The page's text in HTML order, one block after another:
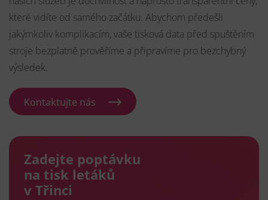
které vidíte od samého začátku. Abychom předešli
jakýmkoliv komplikacím, vaše tisková data před spuštěním
stroje bezplatně prověříme a připravíme pro bezchybný
výsledek.
Kontaktujte nás
Zadejte poptávku
na tisk letáků
v Třinci